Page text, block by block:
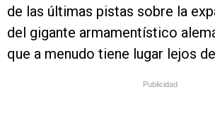
de las últimas pistas sobre la
del gigante armamentístico
que a menudo tiene lugar lejos
Publicidad